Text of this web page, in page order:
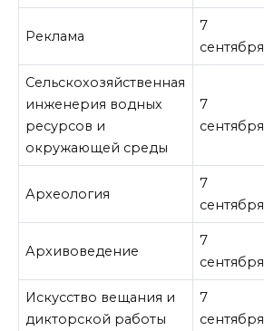
Реклама
7
сентября
Сельскохозяйственная
инженерия водных
ресурсов и
окружающей среды
7
сентября
Археология
7
сентября
Архивоведение
7
сентября
Искусство вещания и
дикторской работы
7
сентября